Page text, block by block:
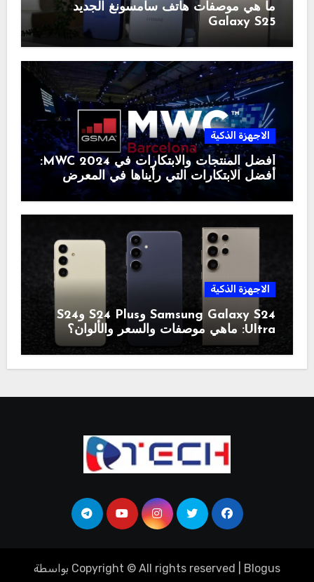
ما هي موصفات هاتف سامسونغ الجديد
Galaxy S25
الاجهزة الذكية
أفضل المنتجات والابتكارات في MWC 2024:
أفضل الابتكارات التي رأيناها في المعرض
الاجهزة الذكية
Samsung Galaxy S24 وS24 Plus وS24
Ultra: ماهي موصفات والسعر والألوان؟
Copyright © All rights reserved Blogus
بواسطة